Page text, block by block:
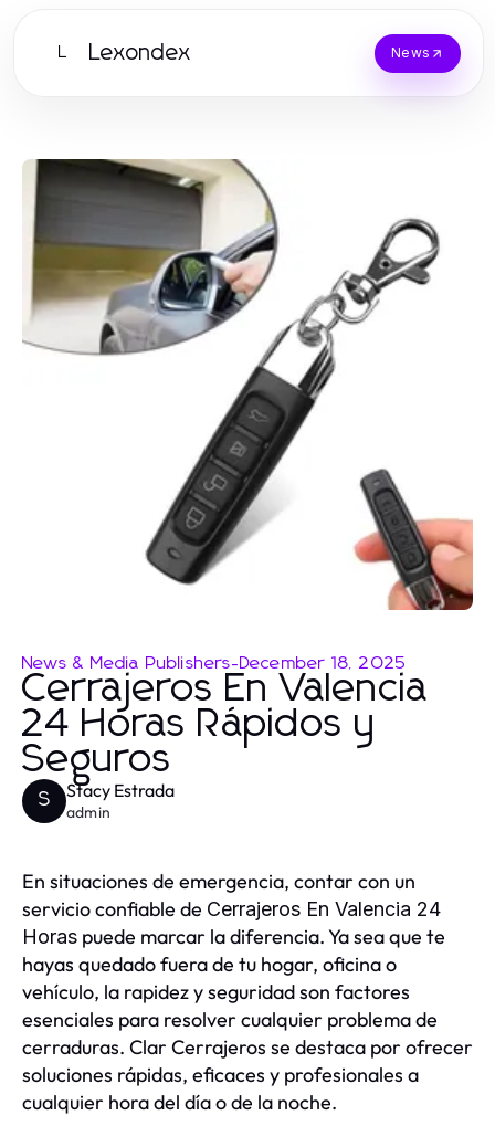
L Lexondex News
News & Media Publishers-December 18, 2025
Cerrajeros En Valencia
24 Horas Rápidos y
Seguros
S Stacy Estrada
admin
En situaciones de emergencia, contar con un
servicio confiable de Cerrajeros En Valencia 24
Horas puede marcar la diferencia. Ya sea que te
hayas quedado fuera de tu hogar, oficina o
vehículo, la rapidez y seguridad son factores
esenciales para resolver cualquier problema de
cerraduras. Clar Cerrajeros se destaca por ofrecer
soluciones rápidas, eficaces y profesionales a
cualquier hora del día o de la noche.